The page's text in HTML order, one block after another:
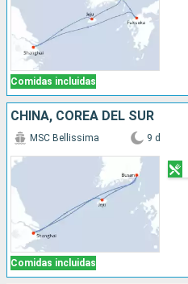
Comidas incluidas
CHINA, COREA DEL SUR
Comidas incluidas
MSC Bellissima 9 d